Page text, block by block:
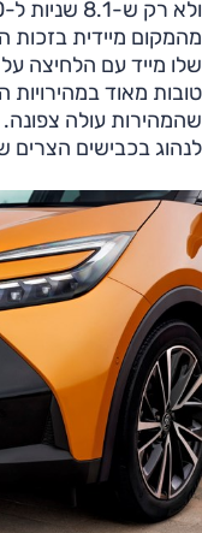
מהמקום מיידית בזכות
שלו מייד עם הלחיצה
טובות מאוד במהירויות
שהמהירות עולה צפונה.
לנהוג בכבישים הצרים